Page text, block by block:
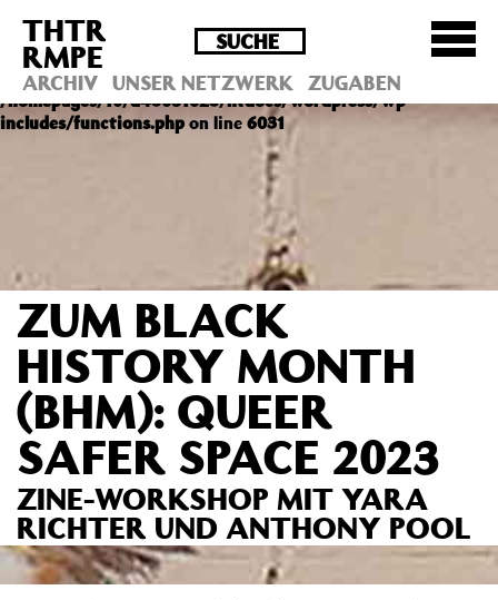
Deprecated : Die Funktion post_permalink ist seit
Version 4.4.0 veraltet! Verwende stattdessen
get_permalink(). in
/homepages/10/d43051023/htdocs/wordpress/wp-
includes/functions.phpon line 6031
THTR
RMPE
ARCHIV UNSER NETZWERK ZUGABEN
ZUM BLACK
HISTORY MONTH
(BHM): QUEER
SAFER SPACE 2023
ZINE-WORKSHOP MIT YARA
RICHTER UND ANTHONY POOL